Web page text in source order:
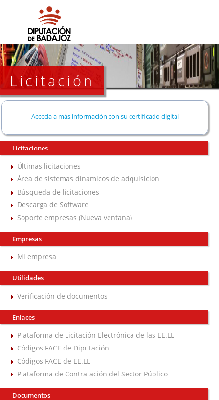
Licitación
Acceda a más información con su certificado digital
Licitaciones
Últimas licitaciones
Área de sistemas dinámicos de adquisición
Búsqueda de licitaciones
Descarga de Software
Soporte empresas (Nueva ventana)
Empresas
Mi empresa
Utilidades
Verificación de documentos
Enlaces
Plataforma de Licitación Electrónica de las EE.LL.
Códigos FACE de Diputación
Códigos FACE de EE.LL
Plataforma de Contratación del Sector Público
Documentos